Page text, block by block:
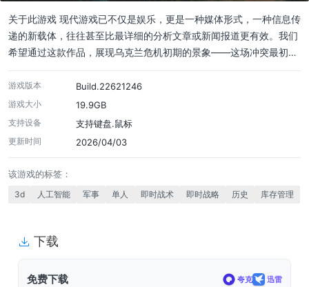
关于此游戏 现代游戏已不仅是娱乐，更是一种媒体形式，一种信息传
递的新载体，往往甚至比最详细的分析文章或新闻报道更有效。我们
希望通过这款作品，展现乌克兰危机初期的景象——这场冲突最初…
游戏版本 Build.22621246
游戏大小 19.9GB
支持设备 支持键盘.鼠标
更新时间 2026/04/03
该游戏的标签：
3d 人工智能 军事 单人 即时战术 即时战略 历史 库存管理
下载
免费下载 夸克 迅雷